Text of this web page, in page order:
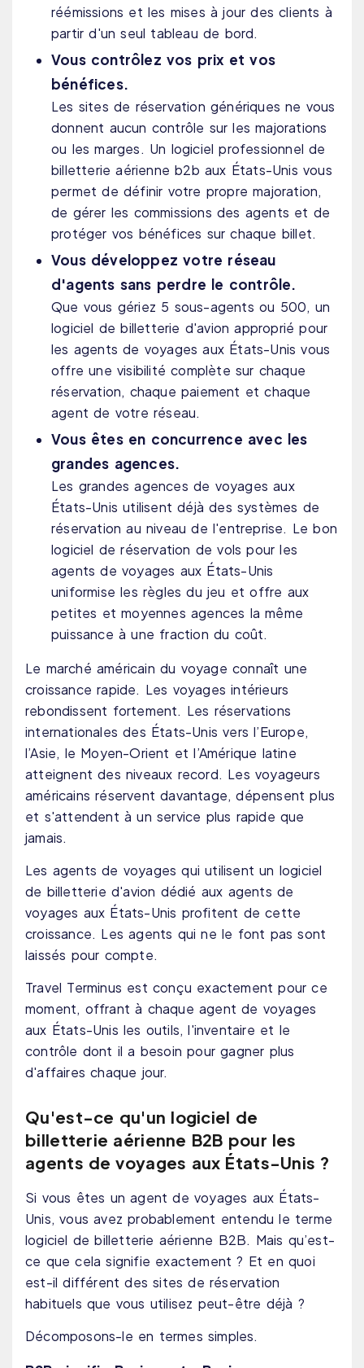
réémissions et les mises à jour des clients à
partir d'un seul tableau de bord.
Vous contrôlez vos prix et vos
bénéfices.
Les sites de réservation génériques ne vous
donnent aucun contrôle sur les majorations
ou les marges. Un logiciel professionnel de
billetterie aérienne b2b aux États-Unis vous
permet de définir votre propre majoration,
de gérer les commissions des agents et de
protéger vos bénéfices sur chaque billet.
Vous développez votre réseau
d'agents sans perdre le contrôle.
Que vous gériez 5 sous-agents ou 500, un
logiciel de billetterie d'avion approprié pour
les agents de voyages aux États-Unis vous
offre une visibilité complète sur chaque
réservation, chaque paiement et chaque
agent de votre réseau.
Vous êtes en concurrence avec les
grandes agences.
Les grandes agences de voyages aux
États-Unis utilisent déjà des systèmes de
réservation au niveau de l'entreprise. Le bon
logiciel de réservation de vols pour les
agents de voyages aux États-Unis
uniformise les règles du jeu et offre aux
petites et moyennes agences la même
puissance à une fraction du coût.
Le marché américain du voyage connaît une
croissance rapide. Les voyages intérieurs
rebondissent fortement. Les réservations
internationales des États-Unis vers l’Europe,
l’Asie, le Moyen-Orient et l’Amérique latine
atteignent des niveaux record. Les voyageurs
américains réservent davantage, dépensent plus
et s'attendent à un service plus rapide que
jamais.
Les agents de voyages qui utilisent un logiciel
de billetterie d'avion dédié aux agents de
voyages aux États-Unis profitent de cette
croissance. Les agents qui ne le font pas sont
laissés pour compte.
Travel Terminus est conçu exactement pour ce
moment, offrant à chaque agent de voyages
aux États-Unis les outils, l'inventaire et le
contrôle dont il a besoin pour gagner plus
d'affaires chaque jour.
Qu'est-ce qu'un logiciel de
billetterie aérienne B2B pour les
agents de voyages aux États-Unis ?
Si vous êtes un agent de voyages aux États-
Unis, vous avez probablement entendu le terme
logiciel de billetterie aérienne B2B. Mais qu’est-
ce que cela signifie exactement ? Et en quoi
est-il différent des sites de réservation
habituels que vous utilisez peut-être déjà ?
Décomposons-le en termes simples.